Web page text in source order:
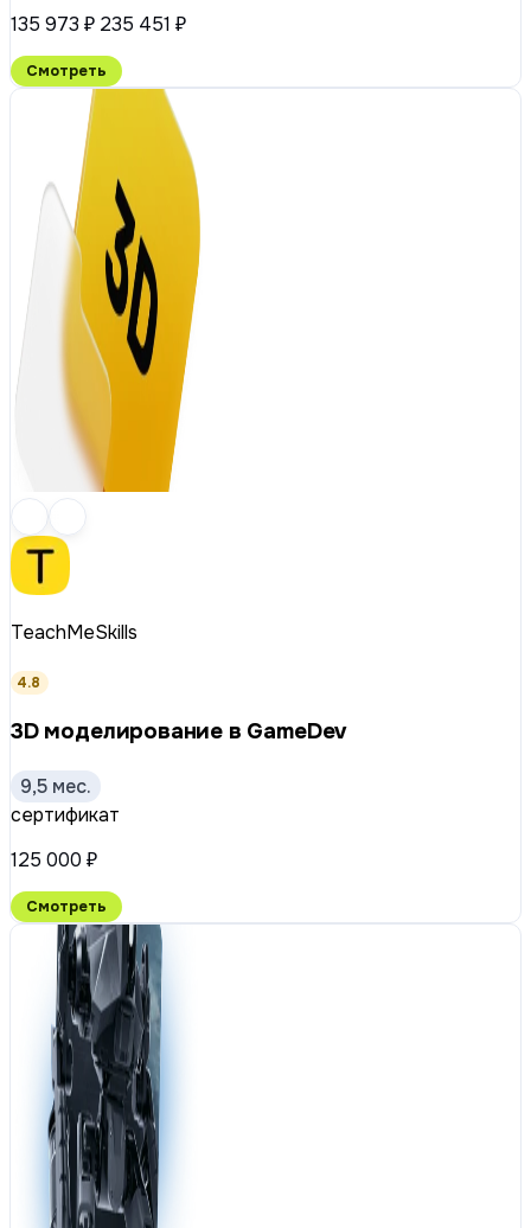
135 973 ₽ 235 451 ₽
Смотреть
TeachMeSkills
4.8
3D моделирование в GameDev
9,5 мес.
сертификат
125 000 ₽
Смотреть